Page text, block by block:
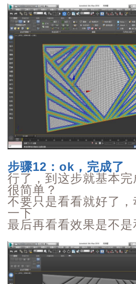
步骤12 ：ok，完成了
行了，到这步就基本
很简单？
不要只是看看就好了
一下
最后再看看效果是不